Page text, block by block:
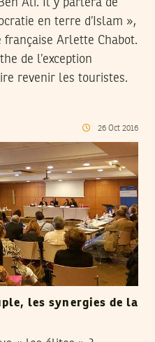
Ali. Il y parlera de
en terre d’Islam »,
Arlette Chabot.
de l’exception
revenir les touristes.
26 Oct 2016
les synergies de la